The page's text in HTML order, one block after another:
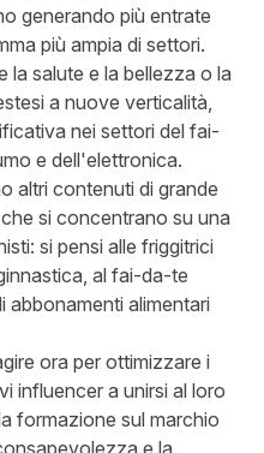
generando più entrate
più ampia di settori.
la salute e la bellezza o la
a nuove verticalità,
nei settori del fai-
e dell'elettronica.
altri contenuti di grande
si concentrano su una
si pensi alle friggitrici
al fai-da-te
abbonamenti alimentari
ora per ottimizzare i
influencer a unirsi al loro
formazione sul marchio
e la